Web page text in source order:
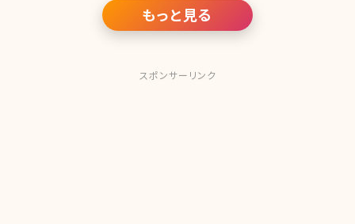
もっと見る
スポンサーリンク